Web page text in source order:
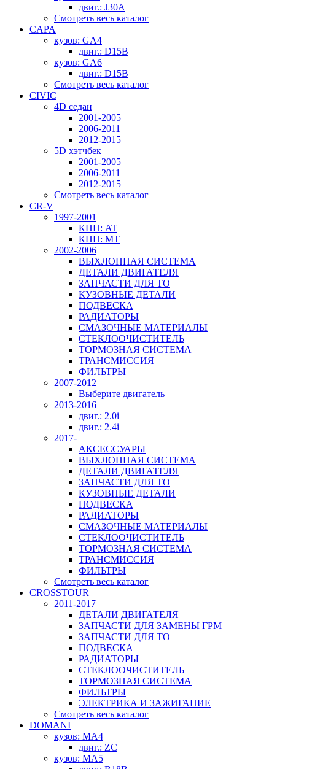
двиг.: J30A
Смотреть весь каталог
CAPA
кузов: GA4
двиг.: D15B
кузов: GA6
двиг.: D15B
Смотреть весь каталог
CIVIC
4D седан
2001-2005
2006-2011
2012-2015
5D хэтчбек
2001-2005
2006-2011
2012-2015
Смотреть весь каталог
CR-V
1997-2001
КПП: AT
КПП: MT
2002-2006
ВЫХЛОПНАЯ СИСТЕМА
ДЕТАЛИ ДВИГАТЕЛЯ
ЗАПЧАСТИ ДЛЯ ТО
КУЗОВНЫЕ ДЕТАЛИ
ПОДВЕСКА
РАДИАТОРЫ
СМАЗОЧНЫЕ МАТЕРИАЛЫ
СТЕКЛООЧИСТИТЕЛЬ
ТОРМОЗНАЯ СИСТЕМА
ТРАНСМИССИЯ
ФИЛЬТРЫ
2007-2012
Выберите двигатель
2013-2016
двиг.: 2.0i
двиг.: 2.4i
2017-
АКСЕССУАРЫ
ВЫХЛОПНАЯ СИСТЕМА
ДЕТАЛИ ДВИГАТЕЛЯ
ЗАПЧАСТИ ДЛЯ ТО
КУЗОВНЫЕ ДЕТАЛИ
ПОДВЕСКА
РАДИАТОРЫ
СМАЗОЧНЫЕ МАТЕРИАЛЫ
СТЕКЛООЧИСТИТЕЛЬ
ТОРМОЗНАЯ СИСТЕМА
ТРАНСМИССИЯ
ФИЛЬТРЫ
Смотреть весь каталог
CROSSTOUR
2011-2017
ДЕТАЛИ ДВИГАТЕЛЯ
ЗАПЧАСТИ ДЛЯ ЗАМЕНЫ ГРМ
ЗАПЧАСТИ ДЛЯ ТО
ПОДВЕСКА
РАДИАТОРЫ
СТЕКЛООЧИСТИТЕЛЬ
ТОРМОЗНАЯ СИСТЕМА
ФИЛЬТРЫ
ЭЛЕКТРИКА И ЗАЖИГАНИЕ
Смотреть весь каталог
DOMANI
кузов: MA4
двиг.: ZC
кузов: MA5